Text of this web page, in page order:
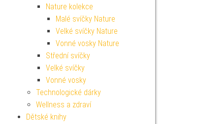
Nature kolekce
Malé svíčky Nature
Velké svíčky Nature
Vonné vosky Nature
Střední svíčky
Velké svíčky
Vonné vosky
Technologické dárky
Wellness a zdraví
Dětské knihy